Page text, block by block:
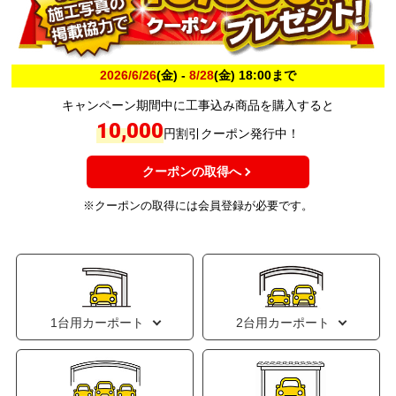
2026/6/26(金) - 8/28(金) 18:00まで
キャンペーン期間中に工事込み商品を購入すると
10,000円割引クーポン発行中！
クーポンの取得へ
※クーポンの取得には会員登録が必要です。
1台用カーポート 2台用カーポート